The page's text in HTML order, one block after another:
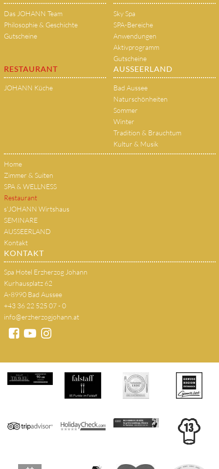
Das JOHANN Team
Philosophie & Geschichte
Gutscheine
Sky Spa
SPA-Bereiche
Anwendungen
Aktivprogramm
Gutscheine
RESTAURANT
JOHANN Küche
AUSSEERLAND
Bad Aussee
Naturschönheiten
Sommer
Winter
Tradition & Brauchtum
Kultur & Musik
Home
Zimmer & Suiten
SPA & WELLNESS
Restaurant
s'JOHANN Wirtshaus
SEMINARE
AUSSEERLAND
Kontakt
KONTAKT
Spa Hotel Erzherzog Johann
Kurhausplatz 62
A-8990 Bad Aussee
+43 36 22 525 07 - 0
info@erzherzogjohann.at